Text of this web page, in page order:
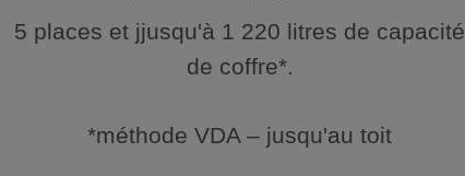
5 places et jjusqu'à 1 220 litres de capacité
de coffre*.
*méthode VDA – jusqu'au toit